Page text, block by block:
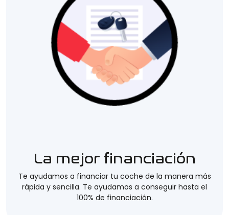
La mejor financiación
Te ayudamos a financiar tu coche de la manera más
rápida y sencilla. Te ayudamos a conseguir hasta el
100% de financiación.